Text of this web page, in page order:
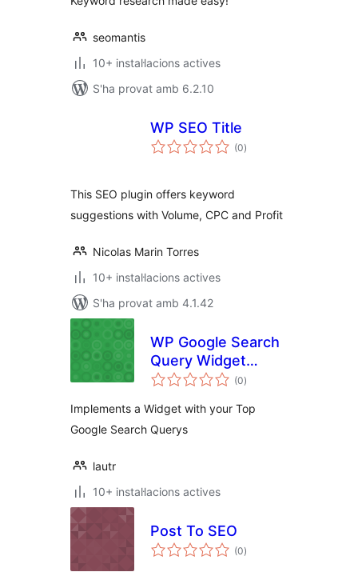
seomantis
10+ instal·lacions actives
S'ha provat amb 6.2.10
WP SEO Title
(0puntuacions
totals
)
This SEO plugin offers keyword
suggestions with Volume, CPC and Profit
Nicolas Marin Torres
10+ instal·lacions actives
S'ha provat amb 4.1.42
WP Google Search
Query Widget
WordPress Plugin
(0puntuacions
totals
)
Implements a Widget with your Top
Google Search Querys
lautr
10+ instal·lacions actives
Post To SEO
(0puntuacions
totals
)